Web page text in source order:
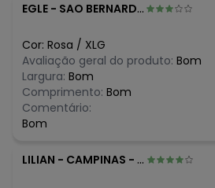
EGLE - SAO BERNARDO DO CAMPO - SP
Cor: Rosa / XLG
Avaliação geral do produto: Bom
Largura: Bom
Comprimento: Bom
Comentário:
Bom
LILIAN - CAMPINAS - SP